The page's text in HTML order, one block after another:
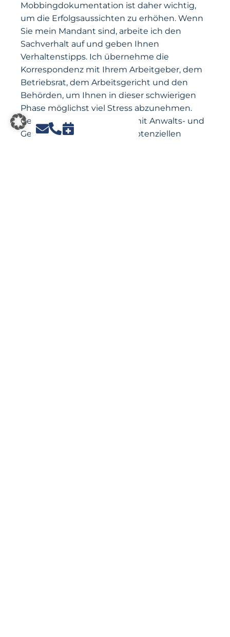
Mobbingdokumentation ist daher wichtig,
um die Erfolgsaussichten zu erhöhen. Wenn
Sie mein Mandant sind, arbeite ich den
Sachverhalt auf und geben Ihnen
Verhaltenstipps. Ich übernehme die
Korrespondenz mit Ihrem Arbeitgeber, dem
Betriebsrat, dem Arbeitsgericht und den
Behörden, um Ihnen in dieser schwierigen
Phase möglichst viel Stress abzunehmen.
Gerne bespreche ich vorab mit Anwalts- und
Gerichtskosten sowie Ihre potenziellen